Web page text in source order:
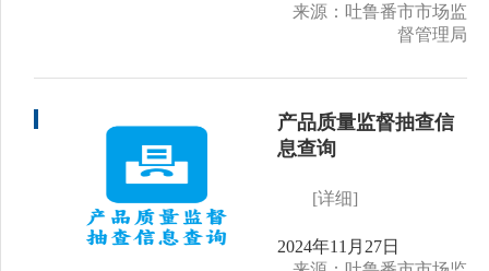
来源：吐鲁番市市场监
督管理局
产品质量监督抽查信
息查询
[详细]
2024年11月27日